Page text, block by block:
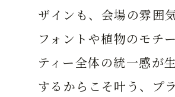
ザインも、会場の雰囲
フォントや植物のモチ
ティー全体の統一感が
するからこそ叶う、プ